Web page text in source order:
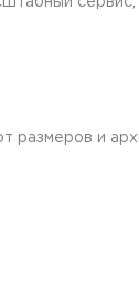
размеров и